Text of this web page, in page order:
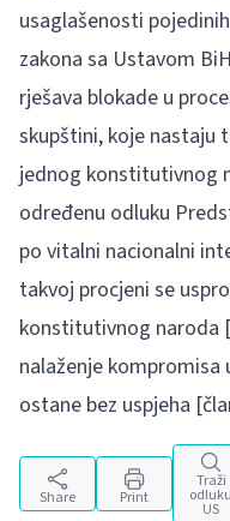
usaglašenosti
zakona sa Ustavom
rješava blokade u
skupštini, koje nastaju
jednog konstitutivnog
određenu odluku
po vitalni nacionalni
takvoj procjeni se
konstitutivnog naroda
nalaženje kompromisa
ostane bez uspjeha
Share Print
Traži
odluku
US